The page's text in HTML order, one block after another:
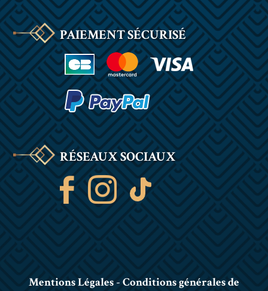
PAIEMENT SÉCURISÉ
RÉSEAUX SOCIAUX
Mentions Légales - Conditions générales de